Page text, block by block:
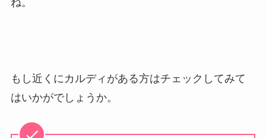
もし近くにカルディがある方はチェックしてみて
はいかがでしょうか。